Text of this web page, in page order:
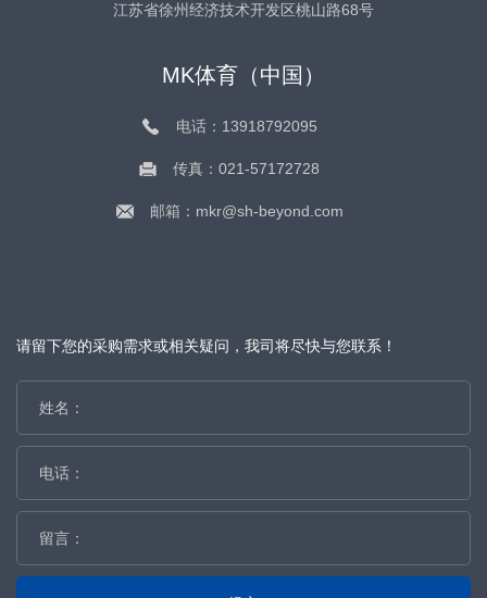
江苏省徐州经济技术开发区桃山路68号
MK体育（中国）
电话：13918792095
传真：021-57172728
邮箱：mkr@sh-beyond.com
请留下您的采购需求或相关疑问，我司将尽快与您联系！